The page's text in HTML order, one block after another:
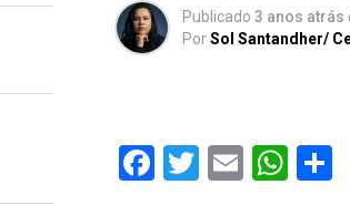
Publicado 3 anos atrás
PorSol Santandher/
Facebook
Twitter
Email